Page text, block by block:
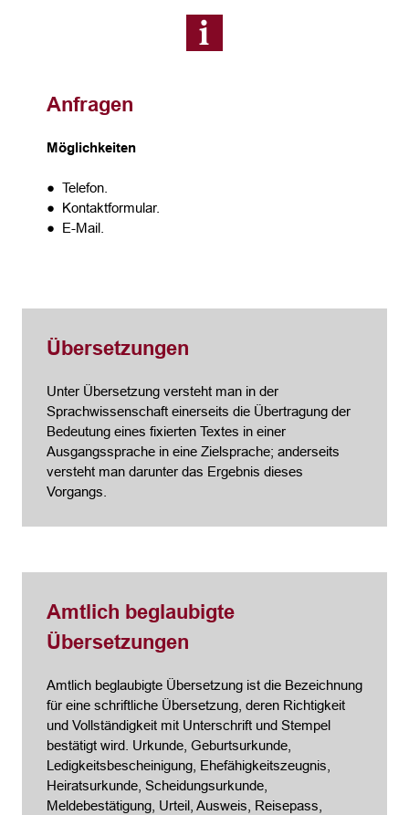
Anfragen
Möglichkeiten
● Telefon.
● Kontaktformular.
● E-Mail.
Übersetzungen
Unter Übersetzung versteht man in der
Sprachwissenschaft einerseits die Übertragung der
Bedeutung eines fixierten Textes in einer
Ausgangssprache in eine Zielsprache; anderseits
versteht man darunter das Ergebnis dieses
Vorgangs.
Amtlich beglaubigte
Übersetzungen
Amtlich beglaubigte Übersetzung ist die Bezeichnung
für eine schriftliche Übersetzung, deren Richtigkeit
und Vollständigkeit mit Unterschrift und Stempel
bestätigt wird. Urkunde, Geburtsurkunde,
Ledigkeitsbescheinigung, Ehefähigkeitszeugnis,
Heiratsurkunde, Scheidungsurkunde,
Meldebestätigung, Urteil, Ausweis, Reisepass,